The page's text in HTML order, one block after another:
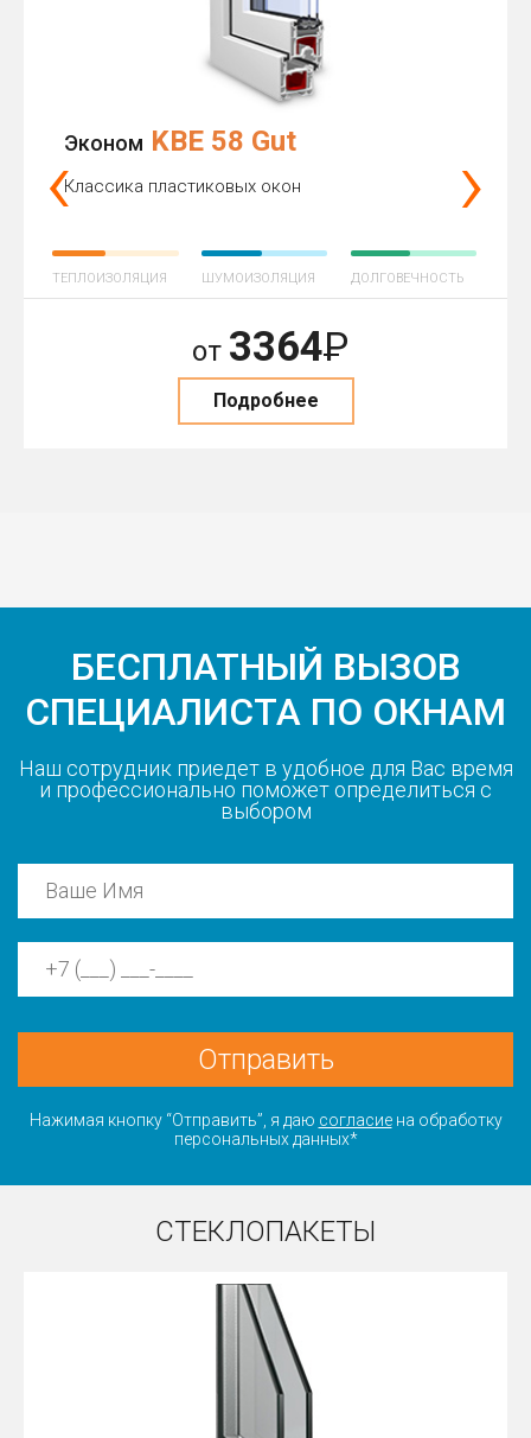
Эконом KBE 58 Gut
Классика пластиковых окон
ТЕПЛОИЗОЛЯЦИЯ ШУМОИЗОЛЯЦИЯ ДОЛГОВЕЧНОСТЬ
от 3364Р
Подробнее
‹ ›
БЕСПЛАТНЫЙ ВЫЗОВ
СПЕЦИАЛИСТА ПО ОКНАМ
Наш сотрудник приедет в удобное для Вас время
и профессионально поможет определиться с
выбором
Отправить
Нажимая кнопку “Отправить”, я даю согласиена обработку
персональных данных*
СТЕКЛОПАКЕТЫ